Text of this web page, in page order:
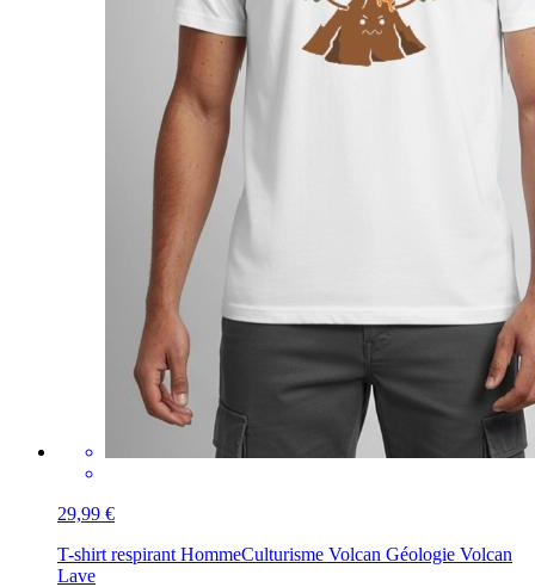
29,99 €
T-shirt respirant HommeCulturisme Volcan Géologie Volcan
Lave